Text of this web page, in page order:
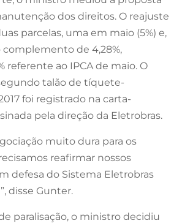
dos direitos. O reajuste
parcelas, uma em maio (5%) e,
complemento de 4,28%,
referente ao IPCA de maio. O
talão de tíquete-
foi registrado na carta-
pela direção da Eletrobras.
muito dura para os
reafirmar nossos
defesa do Sistema Eletrobras
disse Gunter.
paralisação, o ministro decidiu